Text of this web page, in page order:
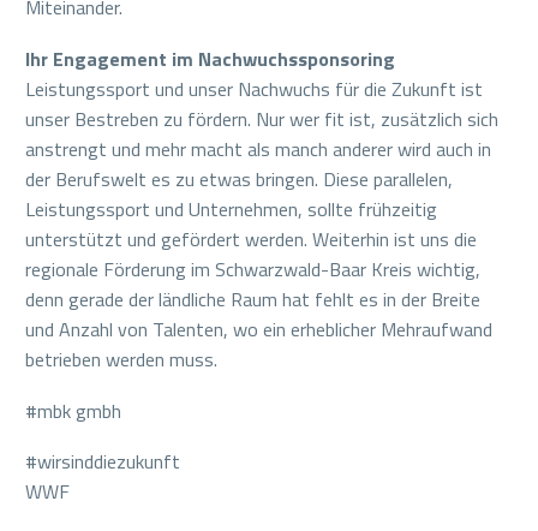
Miteinander.
Ihr Engagement im Nachwuchssponsoring
Leistungssport und unser Nachwuchs für die Zukunft ist
unser Bestreben zu fördern. Nur wer fit ist, zusätzlich sich
anstrengt und mehr macht als manch anderer wird auch in
der Berufswelt es zu etwas bringen. Diese parallelen,
Leistungssport und Unternehmen, sollte frühzeitig
unterstützt und gefördert werden. Weiterhin ist uns die
regionale Förderung im Schwarzwald-Baar Kreis wichtig,
denn gerade der ländliche Raum hat fehlt es in der Breite
und Anzahl von Talenten, wo ein erheblicher Mehraufwand
betrieben werden muss.
#mbk gmbh
#wirsinddiezukunft
WWF